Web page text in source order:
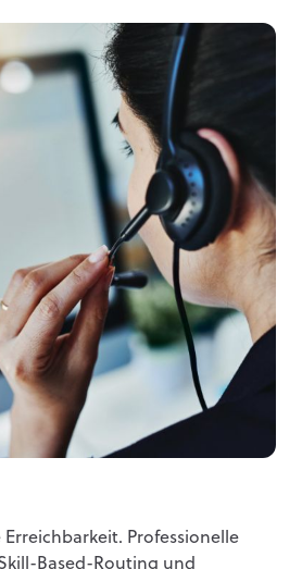
Professionelle
Based-Routing und